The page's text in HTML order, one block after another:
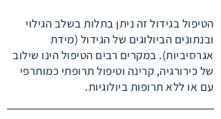
הטיפול בגידול זה ניתן בתלות בשלב הגילוי
ובנתונים הביולוגים של הגידול (מידת
אגרסיביות). במקרים רבים הטיפול הינו שילוב
של כירורגיה, קרינה וטיפול תרופתי כמותרפי
עם או ללא תרופות ביולוגיות.